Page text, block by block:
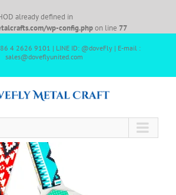
already defined in
wp-config.phpon line 77
4 2626 9101 | LINE ID: @doveFly | E-mail :
sales@doveflyunited.com